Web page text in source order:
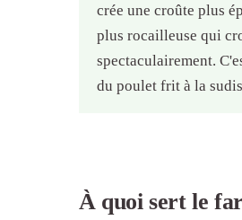
crée une croûte plus
plus rocailleuse qui
spectaculairement.
du poulet frit à la
À quoi sert le